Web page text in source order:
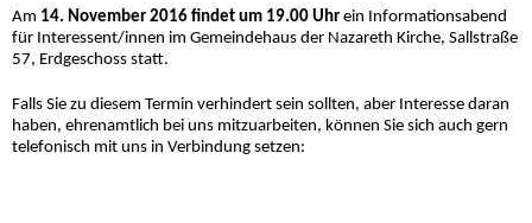
Am 14. November 2016 findet um 19.00 Uhr ein Informationsabend
für Interessent/innen im Gemeindehaus der Nazareth Kirche, Sallstraße
57, Erdgeschoss statt.
Falls Sie zu diesem Termin verhindert sein sollten, aber Interesse daran
haben, ehrenamtlich bei uns mitzuarbeiten, können Sie sich auch gern
telefonisch mit uns in Verbindung setzen: